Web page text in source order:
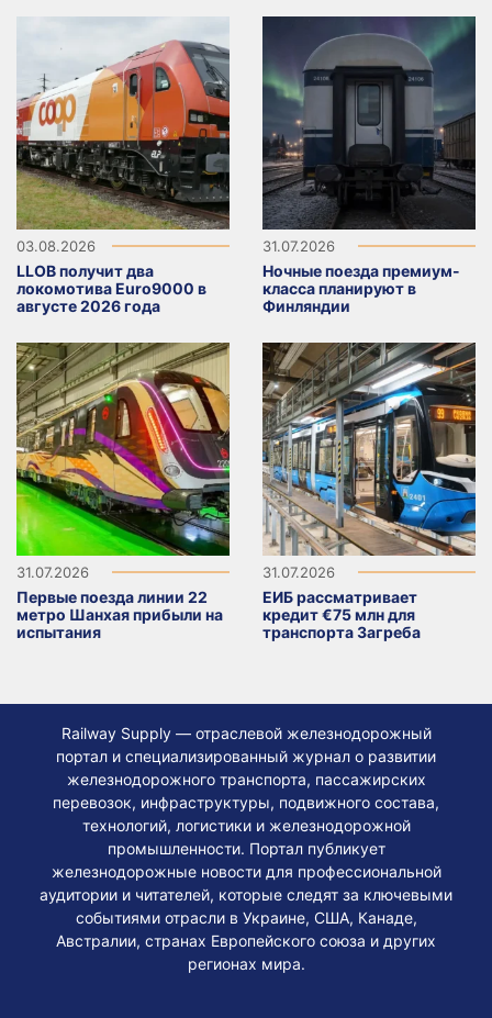
03.08.2026
LLOB получит два
локомотива Euro9000 в
августе 2026 года
31.07.2026
Ночные поезда премиум-
класса планируют в
Финляндии
31.07.2026
Первые поезда линии 22
метро Шанхая прибыли на
испытания
31.07.2026
ЕИБ рассматривает
кредит €75 млн для
транспорта Загреба
Railway Supply — отраслевой железнодорожный
портал и специализированный журнал о развитии
железнодорожного транспорта, пассажирских
перевозок, инфраструктуры, подвижного состава,
технологий, логистики и железнодорожной
промышленности. Портал публикует
железнодорожные новости для профессиональной
аудитории и читателей, которые следят за ключевыми
событиями отрасли в Украине, США, Канаде,
Австралии, странах Европейского союза и других
регионах мира.